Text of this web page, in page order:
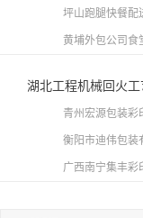
坪山跑腿快餐配
黄埔外包公司食
湖北工程机械回火工
青州宏源包装彩
衡阳市迪伟包装
广西南宁集丰彩